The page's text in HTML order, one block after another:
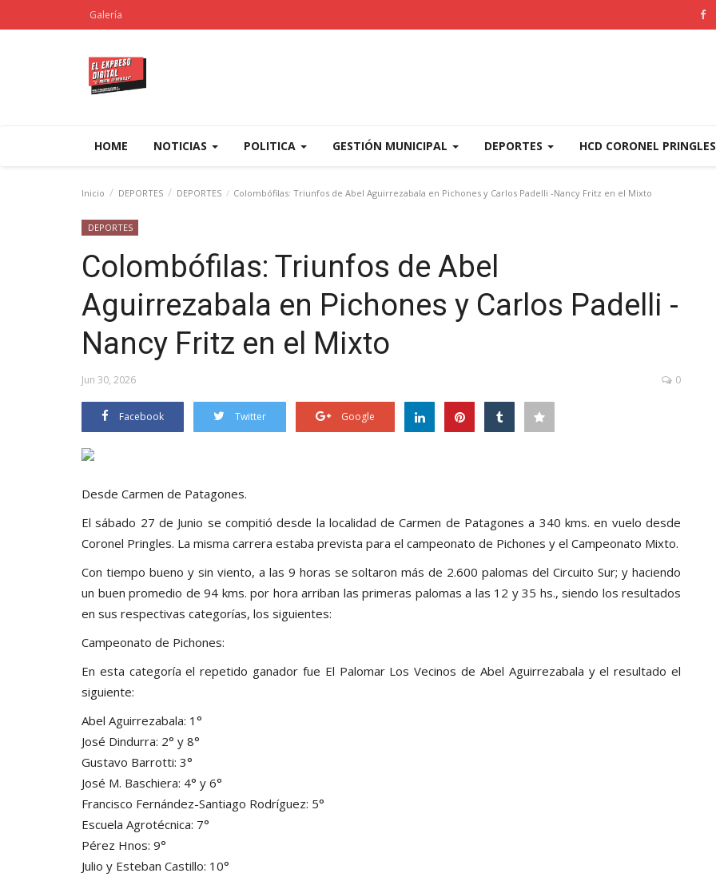
Galería
HOME NOTICIAS POLITICA GESTIÓN MUNICIPAL DEPORTES HCD CORONEL PRINGLES
Inicio DEPORTES DEPORTES Colombófilas: Triunfos de Abel Aguirrezabala en Pichones y Carlos Padelli -Nancy Fritz en el Mixto
DEPORTES
Colombófilas: Triunfos de Abel
Aguirrezabala en Pichones y Carlos Padelli -
Nancy Fritz en el Mixto
Jun 30, 2026 0
Facebook Twitter Google
Desde Carmen de Patagones.
El sábado 27 de Junio se compitió desde la localidad de Carmen de Patagones a 340 kms. en vuelo desde
Coronel Pringles. La misma carrera estaba prevista para el campeonato de Pichones y el Campeonato Mixto.
Con tiempo bueno y sin viento, a las 9 horas se soltaron más de 2.600 palomas del Circuito Sur; y haciendo
un buen promedio de 94 kms. por hora arriban las primeras palomas a las 12 y 35 hs., siendo los resultados
en sus respectivas categorías, los siguientes:
Campeonato de Pichones:
En esta categoría el repetido ganador fue El Palomar Los Vecinos de Abel Aguirrezabala y el resultado el
siguiente:
Abel Aguirrezabala: 1°
José Dindurra: 2° y 8°
Gustavo Barrotti: 3°
José M. Baschiera: 4° y 6°
Francisco Fernández-Santiago Rodríguez: 5°
Escuela Agrotécnica: 7°
Pérez Hnos: 9°
Julio y Esteban Castillo: 10°